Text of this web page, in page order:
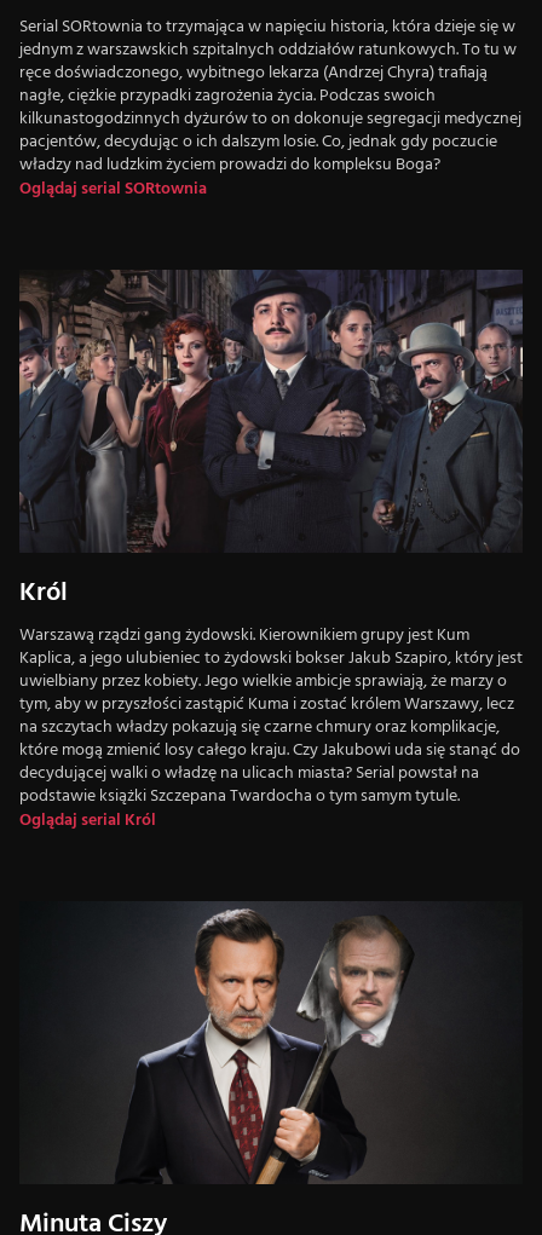
Serial SORtownia to trzymająca w napięciu historia, która dzieje się w
jednym z warszawskich szpitalnych oddziałów ratunkowych. To tu w
ręce doświadczonego, wybitnego lekarza (Andrzej Chyra) trafiają
nagłe, ciężkie przypadki zagrożenia życia. Podczas swoich
kilkunastogodzinnych dyżurów to on dokonuje segregacji medycznej
pacjentów, decydując o ich dalszym losie. Co, jednak gdy poczucie
władzy nad ludzkim życiem prowadzi do kompleksu Boga?
Oglądaj serial SORtownia
Król
Warszawą rządzi gang żydowski. Kierownikiem grupy jest Kum
Kaplica, a jego ulubieniec to żydowski bokser Jakub Szapiro, który jest
uwielbiany przez kobiety. Jego wielkie ambicje sprawiają, że marzy o
tym, aby w przyszłości zastąpić Kuma i zostać królem Warszawy, lecz
na szczytach władzy pokazują się czarne chmury oraz komplikacje,
które mogą zmienić losy całego kraju. Czy Jakubowi uda się stanąć do
decydującej walki o władzę na ulicach miasta? Serial powstał na
podstawie książki Szczepana Twardocha o tym samym tytule.
Oglądaj serial Król
Minuta Ciszy